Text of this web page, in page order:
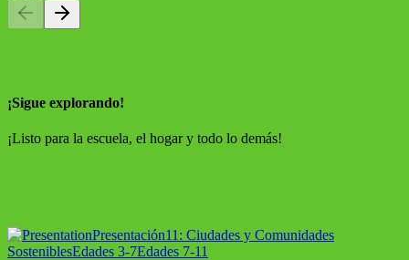
¡Sigue explorando!
¡Listo para la escuela, el hogar y todo lo demás!
Presentación11: Ciudades y Comunidades
SosteniblesEdades 3-7Edades 7-11